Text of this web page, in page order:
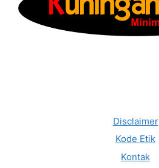
Disclaimer
Kode Etik
Kontak